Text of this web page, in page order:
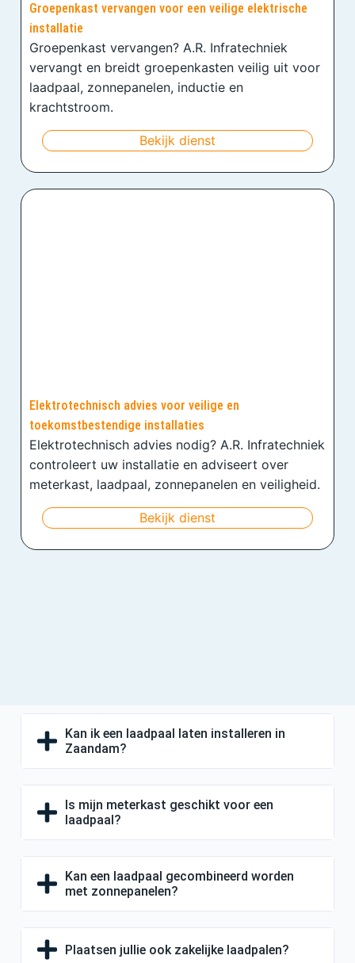
Groepenkast vervangen voor een veilige elektrische
installatie
Groepenkast vervangen? A.R. Infratechniek
vervangt en breidt groepenkasten veilig uit voor
laadpaal, zonnepanelen, inductie en
krachtstroom.
Bekijk dienst
Elektrotechnisch advies voor veilige en
toekomstbestendige installaties
Elektrotechnisch advies nodig? A.R. Infratechniek
controleert uw installatie en adviseert over
meterkast, laadpaal, zonnepanelen en veiligheid.
Bekijk dienst
Kan ik een laadpaal laten installeren in
Zaandam?
Is mijn meterkast geschikt voor een
laadpaal?
Kan een laadpaal gecombineerd worden
met zonnepanelen?
Plaatsen jullie ook zakelijke laadpalen?